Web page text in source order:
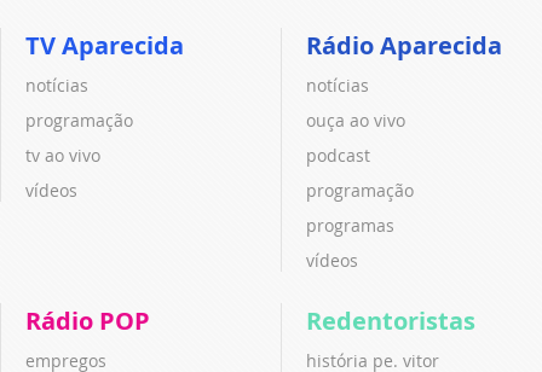
TV Aparecida
notícias
programação
tv ao vivo
vídeos
Rádio Aparecida
notícias
ouça ao vivo
podcast
programação
programas
vídeos
Rádio POP
empregos
Redentoristas
história pe. vitor